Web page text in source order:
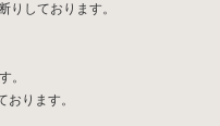
しております。
。
ります。